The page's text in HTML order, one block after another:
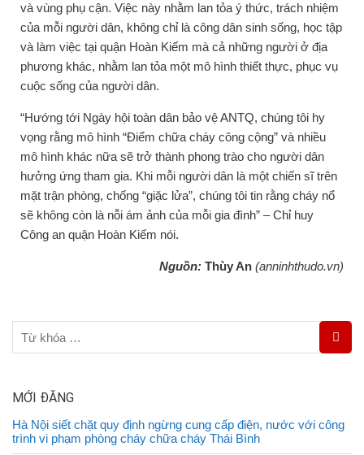
và vùng phụ cận. Việc này nhằm lan tỏa ý thức, trách nhiệm
của mỗi người dân, không chỉ là công dân sinh sống, học tập
và làm việc tại quận Hoàn Kiếm mà cả những người ở địa
phương khác, nhằm lan tỏa một mô hình thiết thực, phục vụ
cuộc sống của người dân.
“Hướng tới Ngày hội toàn dân bảo vệ ANTQ, chúng tôi hy
vọng rằng mô hình “Điểm chữa cháy công cộng” và nhiều
mô hình khác nữa sẽ trở thành phong trào cho người dân
hưởng ứng tham gia. Khi mỗi người dân là một chiến sĩ trên
mặt trận phòng, chống “giặc lửa”, chúng tôi tin rằng cháy nổ
sẽ không còn là nỗi ám ảnh của mỗi gia đình” – Chỉ huy
Công an quận Hoàn Kiếm nói.
Nguồn: Thùy An (anninhthudo.vn)
MỚI ĐĂNG
Hà Nội siết chặt quy định ngừng cung cấp điện, nước với công
trình vi phạm phòng cháy chữa cháy Thái Bình